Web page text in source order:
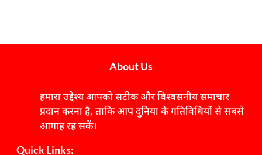
About Us
हमारा उद्देश्य आपको सटीक और विश्वसनीय समाचार
प्रदान करना है, ताकि आप दुनिया के गतिविधियों से सबसे
आगाह रह सकें।
Quick Links: